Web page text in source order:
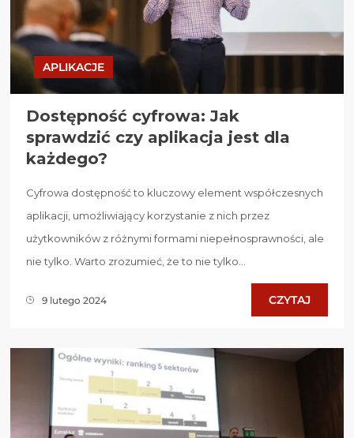
APLIKACJE
Dostępność cyfrowa: Jak
sprawdzić czy aplikacja jest dla
każdego?
Cyfrowa dostępność to kluczowy element współczesnych
aplikacji, umożliwiający korzystanie z nich przez
użytkowników z różnymi formami niepełnosprawności, ale
nie tylko. Warto zrozumieć, że to nie tylko...
9 lutego 2024 CZYTAJ